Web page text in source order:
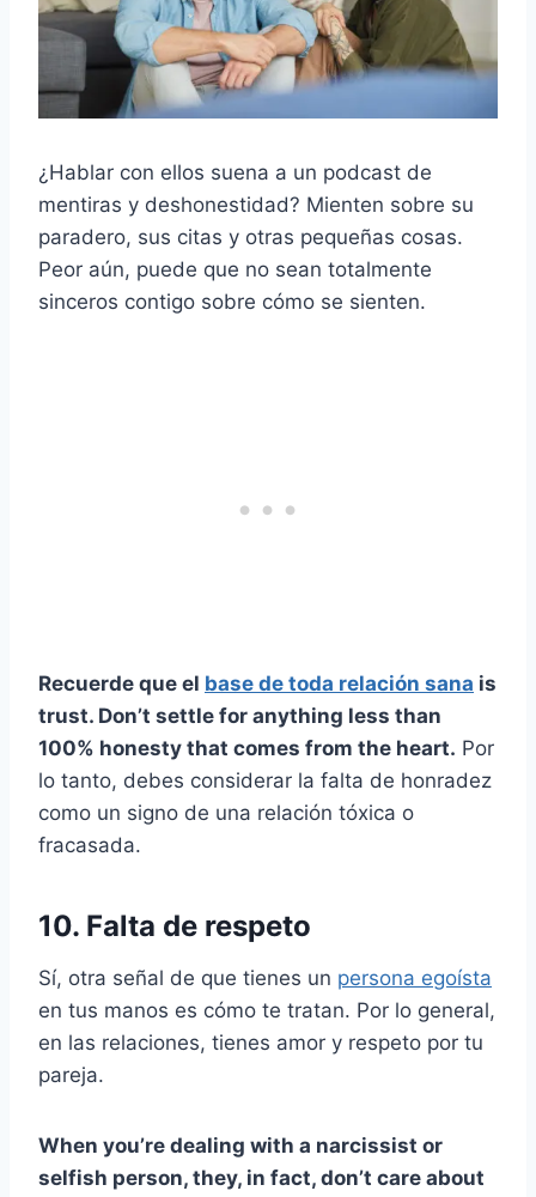
¿Hablar con ellos suena a un podcast de
mentiras y deshonestidad? Mienten sobre su
paradero, sus citas y otras pequeñas cosas.
Peor aún, puede que no sean totalmente
sinceros contigo sobre cómo se sienten.
Recuerde que el base de toda relación sana is
trust. Don’t settle for anything less than
100% honesty that comes from the heart. Por
lo tanto, debes considerar la falta de honradez
como un signo de una relación tóxica o
fracasada.
10. Falta de respeto
Sí, otra señal de que tienes un persona egoísta
en tus manos es cómo te tratan. Por lo general,
en las relaciones, tienes amor y respeto por tu
pareja.
When you’re dealing with a narcissist or
selfish person, they, in fact, don’t care about